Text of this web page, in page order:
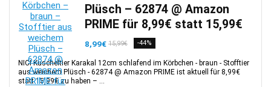
Plüsch – 62874 @ Amazon
PRIME für 8,99€ statt 15,99€
8,99€ 15,99€ -44%
NICI Kuscheltier Karakal 12cm schlafend im Körbchen - braun - Stofftier
aus weichem Plüsch - 62874 @ Amazon PRIME ist aktuell für 8,99€
statt 15,99€ zu haben – ...